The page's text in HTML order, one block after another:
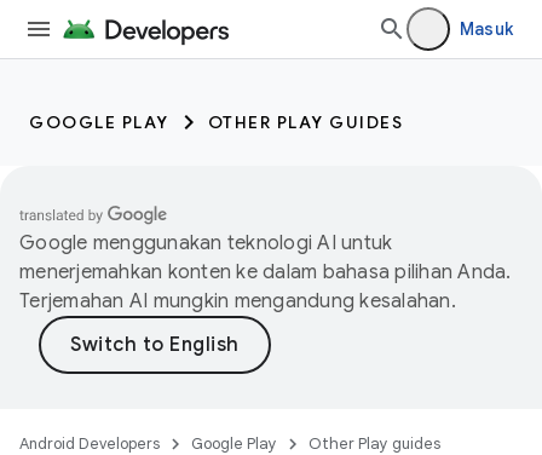
Masuk
GOOGLE PLAY OTHER PLAY GUIDES
Google menggunakan teknologi AI untuk
menerjemahkan konten ke dalam bahasa pilihan Anda.
Terjemahan AI mungkin mengandung kesalahan.
Android Developers Google Play Other Play guides